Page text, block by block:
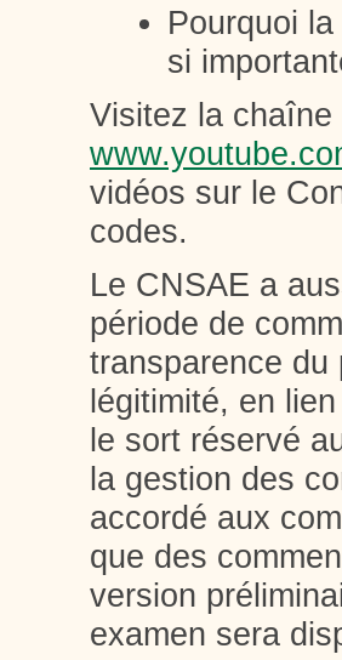
Pourquoi
si
Visitez la chaîne
vidéos sur le
codes.
Le CNSAE a
période de
transparence du
légitimité, en
le sort réservé
la gestion des
accordé aux
que des
version
examen sera